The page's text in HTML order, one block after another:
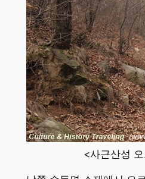
<사근산성